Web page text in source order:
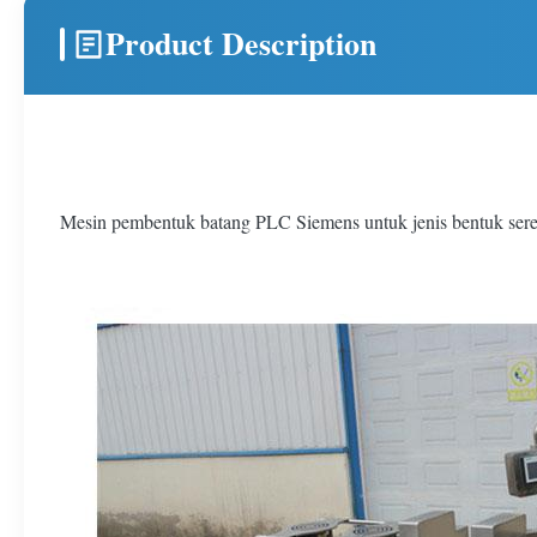
Product Description
Mesin pembentuk batang PLC Siemens untuk jenis bentuk